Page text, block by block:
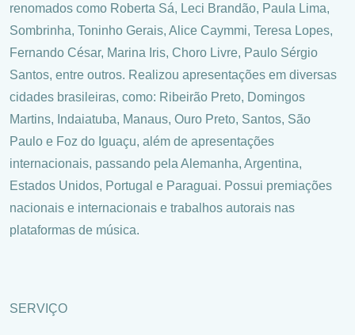
renomados como Roberta Sá, Leci Brandão, Paula Lima,
Sombrinha, Toninho Gerais, Alice Caymmi, Teresa Lopes,
Fernando César, Marina Iris, Choro Livre, Paulo Sérgio
Santos, entre outros. Realizou apresentações em diversas
cidades brasileiras, como: Ribeirão Preto, Domingos
Martins, Indaiatuba, Manaus, Ouro Preto, Santos, São
Paulo e Foz do Iguaçu, além de apresentações
internacionais, passando pela Alemanha, Argentina,
Estados Unidos, Portugal e Paraguai. Possui premiações
nacionais e internacionais e trabalhos autorais nas
plataformas de música.
SERVIÇO